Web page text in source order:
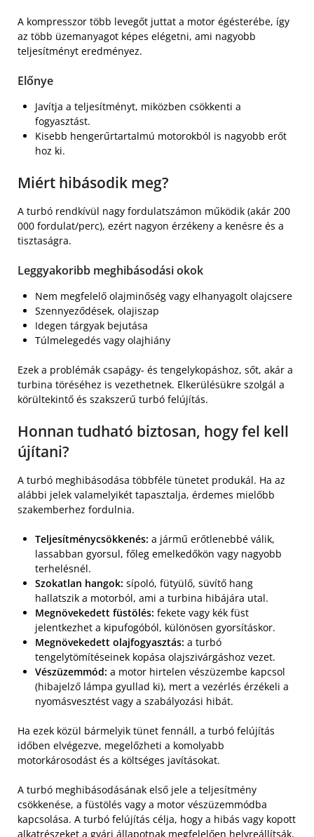
A kompresszor több levegőt juttat a motor égésterébe, így
az több üzemanyagot képes elégetni, ami nagyobb
teljesítményt eredményez.
Előnye
Javítja a teljesítményt, miközben csökkenti a
fogyasztást.
Kisebb hengerűrtartalmú motorokból is nagyobb erőt
hoz ki.
Miért hibásodik meg?
A turbó rendkívül nagy fordulatszámon működik (akár 200
000 fordulat/perc), ezért nagyon érzékeny a kenésre és a
tisztaságra.
Leggyakoribb meghibásodási okok
Nem megfelelő olajminőség vagy elhanyagolt olajcsere
Szennyeződések, olajiszap
Idegen tárgyak bejutása
Túlmelegedés vagy olajhiány
Ezek a problémák csapágy- és tengelykopáshoz, sőt, akár a
turbina töréséhez is vezethetnek. Elkerülésükre szolgál a
körültekintő és szakszerű turbó felújítás.
Honnan tudható biztosan, hogy fel kell
újítani?
A turbó meghibásodása többféle tünetet produkál. Ha az
alábbi jelek valamelyikét tapasztalja, érdemes mielőbb
szakemberhez fordulnia.
Teljesítménycsökkenés: a jármű erőtlenebbé válik,
lassabban gyorsul, főleg emelkedőkön vagy nagyobb
terhelésnél.
Szokatlan hangok: sípoló, fütyülő, süvítő hang
hallatszik a motorból, ami a turbina hibájára utal.
Megnövekedett füstölés: fekete vagy kék füst
jelentkezhet a kipufogóból, különösen gyorsításkor.
Megnövekedett olajfogyasztás: a turbó
tengelytömítéseinek kopása olajszivárgáshoz vezet.
Vészüzemmód: a motor hirtelen vészüzembe kapcsol
(hibajelző lámpa gyullad ki), mert a vezérlés érzékeli a
nyomásvesztést vagy a szabályozási hibát.
Ha ezek közül bármelyik tünet fennáll, a turbó felújítás
időben elvégezve, megelőzheti a komolyabb
motorkárosodást és a költséges javításokat.
A turbó meghibásodásának első jele a teljesítmény
csökkenése, a füstölés vagy a motor vészüzemmódba
kapcsolása. A turbó felújítás célja, hogy a hibás vagy kopott
alkatrészeket a gyári állapotnak megfelelően helyreállítsák,